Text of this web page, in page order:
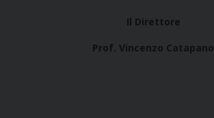
Il Direttore
Prof. Vincenzo Catapano